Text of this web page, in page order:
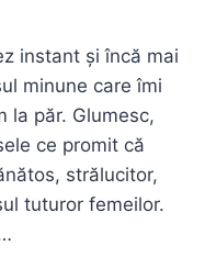
instant și încă mai
minune care îmi
la păr. Glumesc,
ce promit că
strălucitor,
tuturor femeilor.